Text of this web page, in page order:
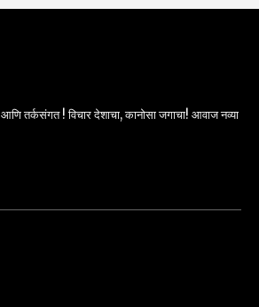
तर्कसंगत ! विचार देशाचा, कानोसा जगाचा! आवाज नव्या